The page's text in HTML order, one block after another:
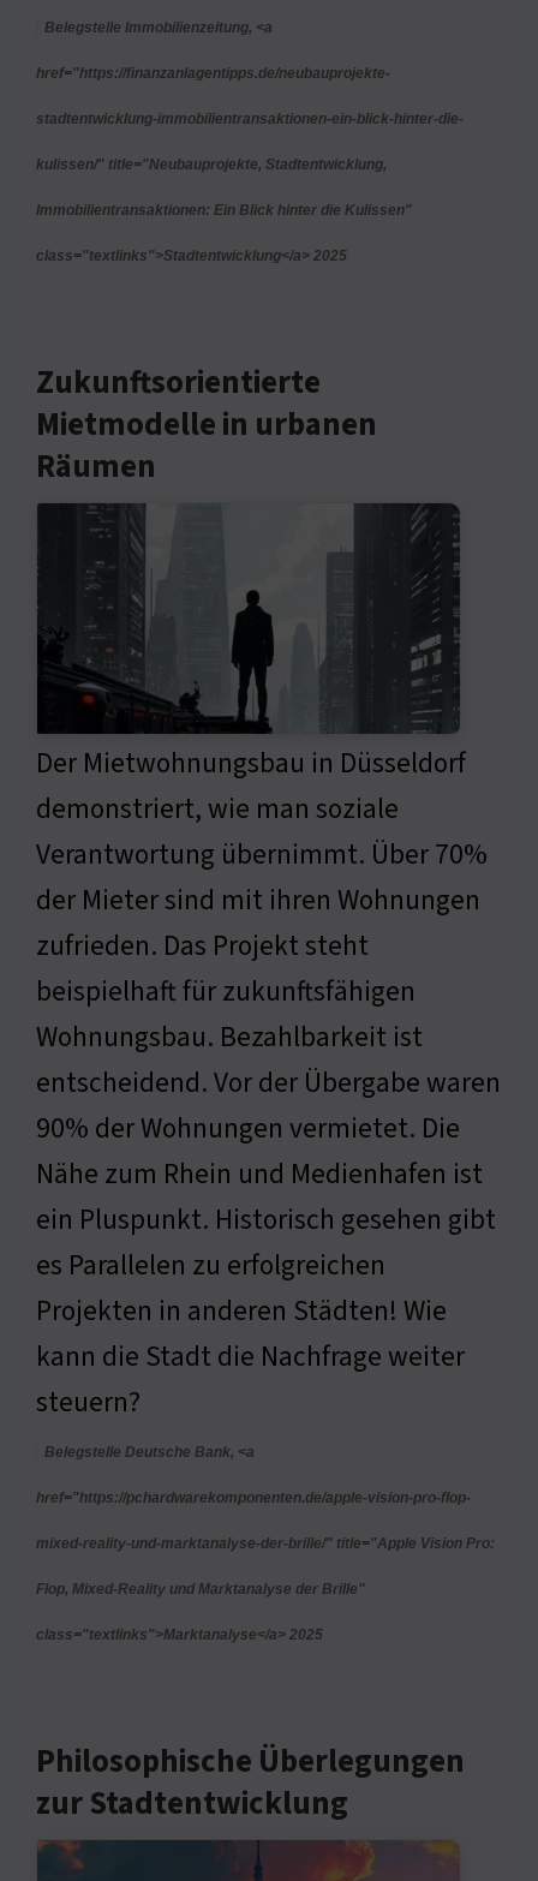
Belegstelle Immobilienzeitung, <a
href="https://finanzanlagentipps.de/neubauprojekte-
stadtentwicklung-immobilientransaktionen-ein-blick-hinter-die-
kulissen/" title="Neubauprojekte, Stadtentwicklung,
Immobilientransaktionen: Ein Blick hinter die Kulissen"
class="textlinks">Stadtentwicklung</a> 2025
Zukunftsorientierte
Mietmodelle in urbanen
Räumen
Der Mietwohnungsbau in Düsseldorf
demonstriert, wie man soziale
Verantwortung übernimmt. Über 70%
der Mieter sind mit ihren Wohnungen
zufrieden. Das Projekt steht
beispielhaft für zukunftsfähigen
Wohnungsbau. Bezahlbarkeit ist
entscheidend. Vor der Übergabe waren
90% der Wohnungen vermietet. Die
Nähe zum Rhein und Medienhafen ist
ein Pluspunkt. Historisch gesehen gibt
es Parallelen zu erfolgreichen
Projekten in anderen Städten! Wie
kann die Stadt die Nachfrage weiter
steuern?
Belegstelle Deutsche Bank, <a
href="https://pchardwarekomponenten.de/apple-vision-pro-flop-
mixed-reality-und-marktanalyse-der-brille/" title="Apple Vision Pro:
Flop, Mixed-Reality und Marktanalyse der Brille"
class="textlinks">Marktanalyse</a> 2025
Philosophische Überlegungen
zur Stadtentwicklung